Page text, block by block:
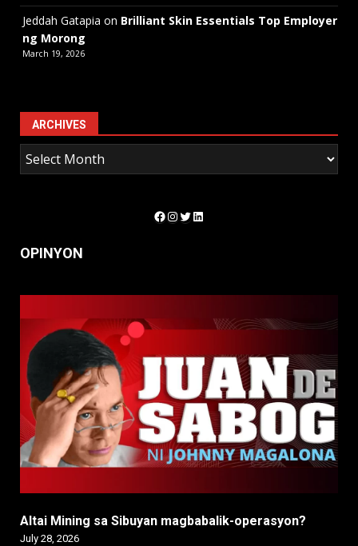
Jeddah Gatapia on Brilliant Skin Essentials Top Employer
ng Morong
March 19, 2026
ARCHIVES
Facebook
Instagram
Twitter
LinkedIn
OPINYON
Altai Mining sa Sibuyan magbabalik-operasyon?
July 28, 2026